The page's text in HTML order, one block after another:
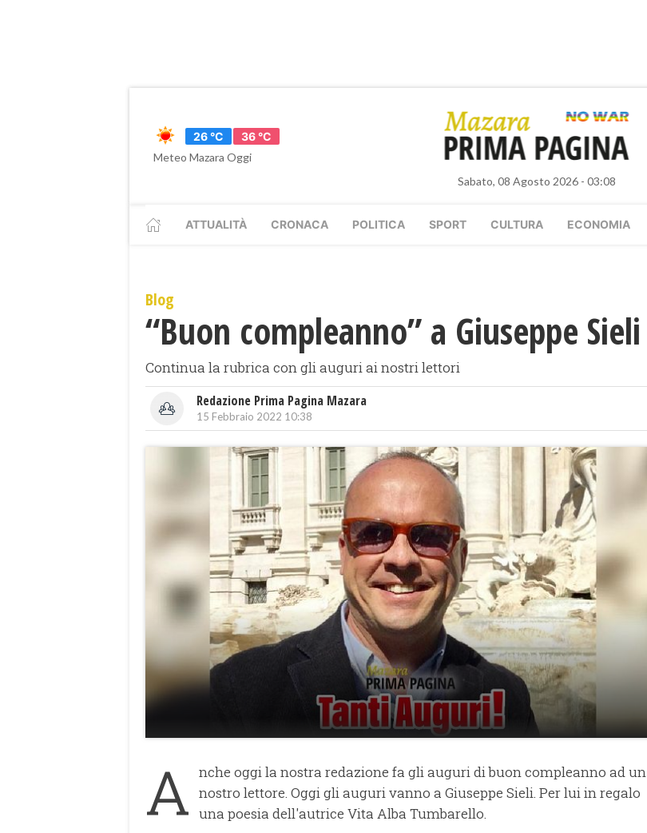
26 °C
36 °C
Meteo Mazara Oggi
Sabato, 08 Agosto 2026 - 03:08
ATTUALITÀ CRONACA POLITICA SPORT CULTURA ECONOMIA
Blog
“Buon compleanno” a Giuseppe Sieli
Continua la rubrica con gli auguri ai nostri lettori
Redazione Prima Pagina Mazara
15 Febbraio 2022 10:38
A nche oggi la nostra redazione fa gli auguri di buon compleanno ad un
nostro lettore. Oggi gli auguri vanno a Giuseppe Sieli. Per lui in regalo
una poesia dell'autrice Vita Alba Tumbarello.